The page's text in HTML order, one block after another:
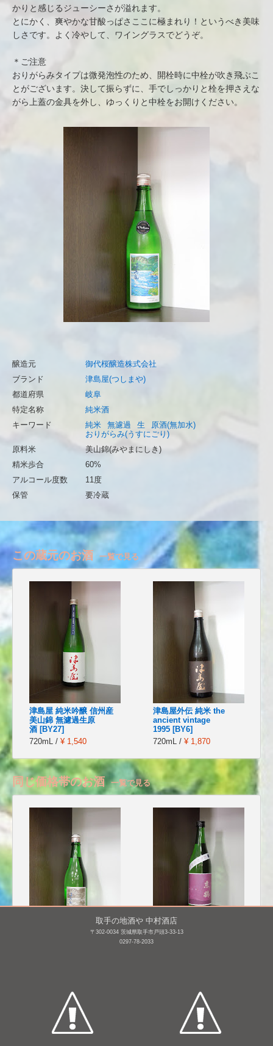
かりと感じるジューシーさが溢れます。
とにかく、爽やかな甘酸っぱさここに極まれり！というべき美味
しさです。よく冷やして、ワイングラスでどうぞ。
＊ご注意
おりがらみタイプは微発泡性のため、開栓時に中栓が吹き飛ぶこ
とがございます。決して振らずに、手でしっかりと栓を押さえな
がら上蓋の金具を外し、ゆっくりと中栓をお開けください。
醸造元
御代桜醸造株式会社
ブランド
津島屋(つしまや)
都道府県
岐阜
特定名称
純米酒
キーワード
純米 無濾過 生
原酒(無加水)
おりがらみ(うすにごり)
原料米
美山錦(みやまにしき)
精米歩合
60%
アルコール度数
11度
保管
要冷蔵
この蔵元のお酒 一覧で見る
津島屋 純米吟醸 信州産
美山錦 無濾過生原
酒 [BY27]
720mL / ¥ 1,540
津島屋外伝 純米 the
ancient vintage
1995 [BY6]
720mL / ¥ 1,870
同じ価格帯のお酒 一覧で見る
津島屋外伝 純米酒 der
東鶴 純米 おりがらみ
生 [BY27]
取手の地酒や 中村酒店
〒302-0034 茨城県取手市戸頭3-33-13
0297-78-2033